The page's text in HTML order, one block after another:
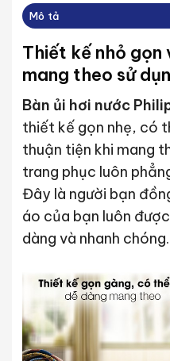
Mô tả
Thiết kế nhỏ
mang theo sử
Bàn ủi hơi nước
thiết kế gọn nhẹ, có
thuận tiện khi mang
trang phục luôn
Đây là người bạn
áo của bạn luôn
dàng và nhanh chóng.